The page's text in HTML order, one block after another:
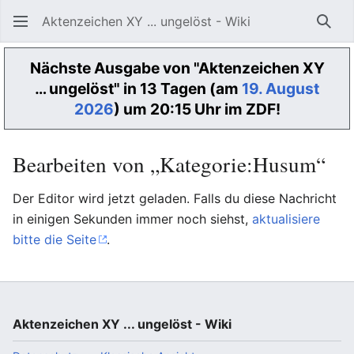
Aktenzeichen XY ... ungelöst - Wiki
Nächste Ausgabe von "Aktenzeichen XY
… ungelöst" in 13 Tagen (am 19. August
2026) um 20:15 Uhr im ZDF!
Bearbeiten von „Kategorie:Husum“
Der Editor wird jetzt geladen. Falls du diese Nachricht
in einigen Sekunden immer noch siehst, aktualisiere
bitte die Seite
.
Aktenzeichen XY ... ungelöst - Wiki